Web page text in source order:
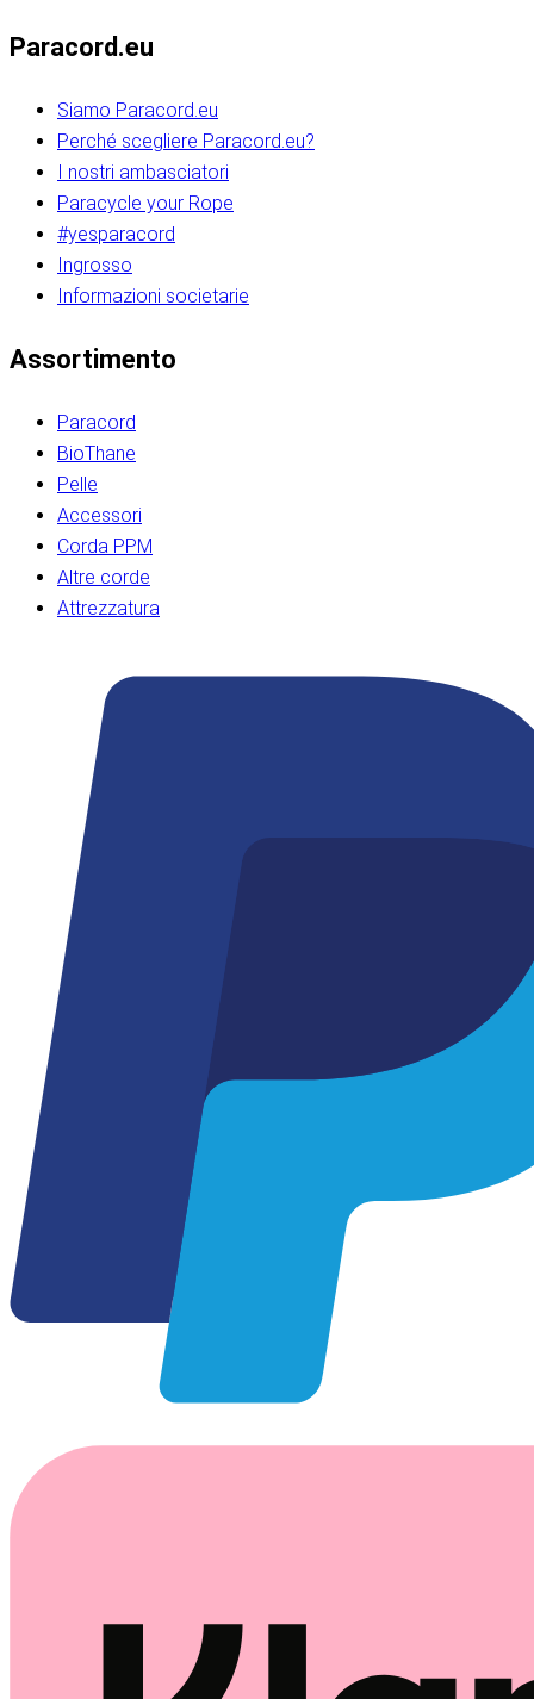
Paracord.eu
Siamo Paracord.eu
Perché scegliere Paracord.eu?
I nostri ambasciatori
Paracycle your Rope
#yesparacord
Ingrosso
Informazioni societarie​​​​‌ ‍ ​‍​‍‌‍ ‌ ​‍‌‍‍‌‌‍‌ ‌‍‍‌‌‍ ‍​‍​‍​ ‍‍​‍​‍‌ ​ ‌‍​‌‌‍ ‍‌‍‍‌‌ ‌​‌ ‍‌​‍ ‍‌‍‍‌‌‍ ​‍​‍​‍ ​​‍​‍‌‍‍​‌ ​‍‌‍‌‌‌‍‌‍​‍​‍​ ‍‍​‍​‍‌‍‍​‌ ‌​‌ ‌​‌ ​​‌ ​ ​ ‍‍​‍ ​‍ ‌ ​​‌‍​‌‌ ​‍‌‍​‌‌‍​ ‌‍ ‌ ​‍‌‍‌​​‍ ‍‌ ​ ‌‍​‌‌‍ ‍‌‍‍‌‌ ‌​‌ ‍‌​‍ ‍‌ ​ ‌ ‌​‌ ‌‌‌‍‌​‌‍‍‌‌‍ ​‍ ‌‍‍‌‌‍ ‍‌ ‌​‌‍‌‌‌‍ ‍‌ ‌​​‍ ‌‍‌‌‌‍‌​‌‍‍‌‌ ‌​​‍ ‌‍ ‌‌‍ ‌‍‌​‌‍‌‌​ ‌‌ ​​‌ ​‍‌‍‌‌‌ ​ ‌‍‌‌‌‍ ‍‌ ‌​‌‍​‌‌ ‌​‌‍‍‌‌‍ ‌‍ ‍​ ‍ ‌‍‍‌‌‍‌​​ ‌‌‍‌‍‌‍ ‌‍ ‌ ‌​‌‍‌‌‌ ​‍​‍ ‌‌‍​‍‌ ​‍‌‍​‌‌‍ ‍‌‍‌​​‍ ‌‌‍‍‌‌‍ ‌‌ ​​‌ ​‍‌‍‍‌‌‍ ‍‌ ‌​​ ‍ ‌ ‌​‌ ‍‌‌ ​​‌‍‌‌​ ‌‌ ‌​‌ ​‍‌‍​‌‌‍ ‍‌ ​ ‌‍ ​‌‍​‌‌ ‌​‌‍‌‌‌‍‌​​‍ ‌‌‍ ‌‌‍‌‌‌ ​ ‌ ​ ‌‍​‌‌‍‌ ‌‍‌‌​ ‍ ‌ ​​‌‍​‌‌ ‌​‌‍‍​​ ‌‌ ‌‍‌‍​‌‌‍ ​‌ ‌‌‌‍‌‌​‍ ‍‌‍‍‌‌ ‌​‌‌ ‌​‍‌‌‌‌​​ ‌‍​‍‌‍​‌‌ ​ ‌‍‌‌‌‌‌‌‌ ​‍‌‍ ​​ ‌‌‍‍​‌ ‌​‌ ‌​‌ ​​‌ ​ ​‍‌‌​ ​ ‌​​‌​‍‌‌​ ​‍‌​‌‍​‍‌‌​ ​‍‌​‌‍‌ ​​‌‍​‌‌ ​‍‌‍​‌‌‍​ ‌‍ ‌ ​‍‌‍‌​​‍ ‍‌ ​ ‌‍​‌‌‍ ‍‌‍‍‌‌ ‌​‌ ‍‌​‍ ‍‌ ​ ‌ ‌​‌ ‌‌‌‍‌​‌‍‍‌‌‍ ​‍‌‍‌‍‍‌‌‍‌​​ ‌‌‍‌‍‌‍ ‌‍ ‌ ‌​‌‍‌‌‌ ​‍​‍ ‌‌‍​‍‌ ​‍‌‍​‌‌‍ ‍‌‍‌​​‍ ‌‌‍‍‌‌‍ ‌‌ ​​‌ ​‍‌‍‍‌‌‍ ‍‌ ‌​​‍‌‍‌ ‌​‌ ‍‌‌ ​​‌‍‌‌​ ‌‌ ‌​‌ ​‍‌‍​‌‌‍ ‍‌ ​ ‌‍ ​‌‍​‌‌ ‌​‌‍‌‌‌‍‌​​‍ ‌‌‍ ‌‌‍‌‌‌ ​ ‌ ​ ‌‍​‌‌‍‌ ‌‍‌‌​‍‌‍‌ ​​‌‍​‌‌ ‌​‌‍‍​​ ‌‌ ‌‍‌‍​‌‌‍ ​‌ ‌‌‌‍‌‌​‍ ‍‌‍‍‌‌ ‌​‌‌ ‌​‍‌‌‌‌​​‍‌‍‌ ​​‌‍‌‌‌ ​‍‌ ​ ‌ ​​‌‍‌‌‌‍​ ‌ ‌​‌‍‍‌‌ ‌‍‌‍‌‌​ ‌‌ ​​‌ ‌‌‌‍​‍‌‍ ​‌‍‍‌‌ ​ ‌‍‍​‌‍‌‌‌‍‌​​‍​‍‌ ‌​​​​‌ ‍ ​‍​‍‌‍ ‌ ​‍‌‍‍‌‌‍‌ ‌‍‍‌‌‍ ‍​‍​‍​ ‍‍​‍​‍‌ ​ ‌‍​‌‌‍ ‍‌‍‍‌‌ ‌​‌ ‍‌​‍ ‍‌‍‍‌‌‍ ​‍​‍​‍ ​​‍​‍‌‍‍​‌ ​‍‌‍‌‌‌‍‌‍​‍​‍​ ‍‍​‍​‍‌‍‍​‌ ‌​‌ ‌​‌ ​​‌ ​ ​ ‍‍​‍ ​‍ ‌ ​​‌‍​‌‌ ​‍‌‍​‌‌‍​ ‌‍ ‌ ​‍‌‍‌​​‍ ‍‌ ​ ‌‍​‌‌‍ ‍‌‍‍‌‌ ‌​‌ ‍‌​‍ ‍‌ ​ ‌ ‌​‌ ‌‌‌‍‌​‌‍‍‌‌‍ ​‍ ‌‍‍‌‌‍ ‍‌ ‌​‌‍‌‌‌‍ ‍‌ ‌​​‍ ‌‍‌‌‌‍‌​‌‍‍‌‌ ‌​​‍ ‌‍ ‌‌‍ ‌‍‌​‌‍‌‌​ ‌‌ ​​‌ ​‍‌‍‌‌‌ ​ ‌‍‌‌‌‍ ‍‌ ‌​‌‍​‌‌ ‌​‌‍‍‌‌‍ ‌‍ ‍​ ‍ ‌‍‍‌‌‍‌​​ ‌‌‍‌‍‌‍ ‌‍ ‌ ‌​‌‍‌‌‌ ​‍​‍ ‌‌‍​‍‌ ​‍‌‍​‌‌‍ ‍‌‍‌​​‍ ‌‌‍‍‌‌‍ ‌‌ ​​‌ ​‍‌‍‍‌‌‍ ‍‌ ‌​​ ‍ ‌ ‌​‌ ‍‌‌ ​​‌‍‌‌​ ‌‌ ‌​‌ ​‍‌‍​‌‌‍ ‍‌ ​ ‌‍ ​‌‍​‌‌ ‌​‌‍‌‌‌‍‌​​‍ ‌‌‍ ‌‌‍‌‌‌ ​ ‌ ​ ‌‍​‌‌‍‌ ‌‍‌‌​ ‍ ‌ ​​‌‍​‌‌ ‌​‌‍‍​​ ‌‌ ‌‍‌‍​‌‌‍ ​‌ ‌‌‌‍‌‌​‍ ‍‌‍‍‌‌ ‌​‌‌ ‌​‍‌‌‌‌​​ ‌‍​‍‌‍​‌‌ ​ ‌‍‌‌‌‌‌‌‌ ​‍‌‍ ​​ ‌‌‍‍​‌ ‌​‌ ‌​‌ ​​‌ ​ ​‍‌‌​ ​ ‌​​‌​‍‌‌​ ​‍‌​‌‍​‍‌‌​ ​‍‌​‌‍‌ ​​‌‍​‌‌ ​‍‌‍​‌‌‍​ ‌‍ ‌ ​‍‌‍‌​​‍ ‍‌ ​ ‌‍​‌‌‍ ‍‌‍‍‌‌ ‌​‌ ‍‌​‍ ‍‌ ​ ‌ ‌​‌ ‌‌‌‍‌​‌‍‍‌‌‍ ​‍‌‍‌‍‍‌‌‍‌​​ ‌‌‍‌‍‌‍ ‌‍ ‌ ‌​‌‍‌‌‌ ​‍​‍ ‌‌‍​‍‌ ​‍‌‍​‌‌‍ ‍‌‍‌​​‍ ‌‌‍‍‌‌‍ ‌‌ ​​‌ ​‍‌‍‍‌‌‍ ‍‌ ‌​​‍‌‍‌ ‌​‌ ‍‌‌ ​​‌‍‌‌​ ‌‌ ‌​‌ ​‍‌‍​‌‌‍ ‍‌ ​ ‌‍ ​‌‍​‌‌ ‌​‌‍‌‌‌‍‌​​‍ ‌‌‍ ‌‌‍‌‌‌ ​ ‌ ​ ‌‍​‌‌‍‌ ‌‍‌‌​‍‌‍‌ ​​‌‍​‌‌ ‌​‌‍‍​​ ‌‌ ‌‍‌‍​‌‌‍ ​‌ ‌‌‌‍‌‌​‍ ‍‌‍‍‌‌ ‌​‌‌ ‌​‍‌‌‌‌​​‍‌‍‌ ​​‌‍‌‌‌ ​‍‌ ​ ‌ ​​‌‍‌‌‌‍​ ‌ ‌​‌‍‍‌‌ ‌‍‌‍‌‌​ ‌‌ ​​‌ ‌‌‌‍​‍‌‍ ​‌‍‍‌‌ ​ ‌‍‍​‌‍‌‌‌‍‌​​‍​‍‌ ‌
Assortimento
Paracord
BioThane
Pelle
Accessori
Corda PPM
Altre corde
Attrezzatura